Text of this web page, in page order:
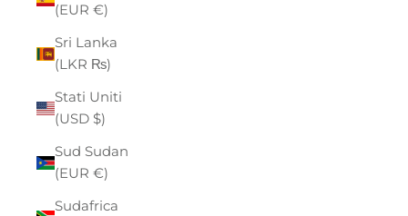
(EUR €)
Sri Lanka
(LKR ₨)
Stati Uniti
(USD $)
Sud Sudan
(EUR €)
Sudafrica